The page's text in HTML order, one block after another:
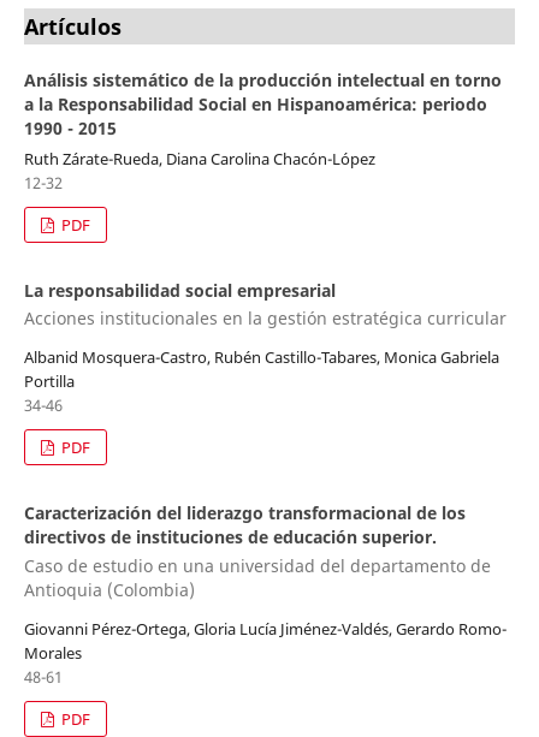
Artículos
Análisis sistemático de la producción intelectual en torno
a la Responsabilidad Social en Hispanoamérica: periodo
1990 - 2015
Ruth Zárate-Rueda, Diana Carolina Chacón-López
12-32
PDF
La responsabilidad social empresarial
Acciones institucionales en la gestión estratégica curricular
Albanid Mosquera-Castro, Rubén Castillo-Tabares, Monica Gabriela
Portilla
34-46
PDF
Caracterización del liderazgo transformacional de los
directivos de instituciones de educación superior.
Caso de estudio en una universidad del departamento de
Antioquia (Colombia)
Giovanni Pérez-Ortega, Gloria Lucía Jiménez-Valdés, Gerardo Romo-
Morales
48-61
PDF